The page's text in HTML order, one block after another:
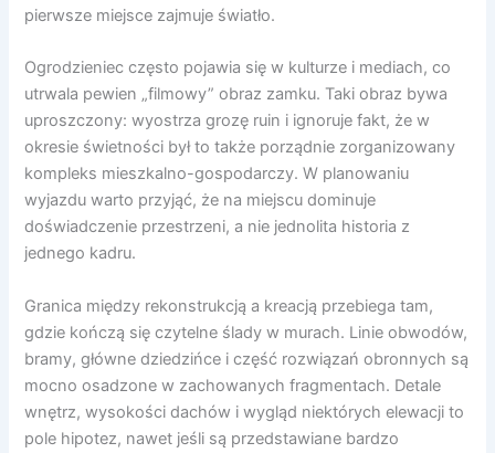
pierwsze miejsce zajmuje światło.
Ogrodzieniec często pojawia się w kulturze i mediach, co
utrwala pewien „filmowy” obraz zamku. Taki obraz bywa
uproszczony: wyostrza grozę ruin i ignoruje fakt, że w
okresie świetności był to także porządnie zorganizowany
kompleks mieszkalno-gospodarczy. W planowaniu
wyjazdu warto przyjąć, że na miejscu dominuje
doświadczenie przestrzeni, a nie jednolita historia z
jednego kadru.
Granica między rekonstrukcją a kreacją przebiega tam,
gdzie kończą się czytelne ślady w murach. Linie obwodów,
bramy, główne dziedzińce i część rozwiązań obronnych są
mocno osadzone w zachowanych fragmentach. Detale
wnętrz, wysokości dachów i wygląd niektórych elewacji to
pole hipotez, nawet jeśli są przedstawiane bardzo